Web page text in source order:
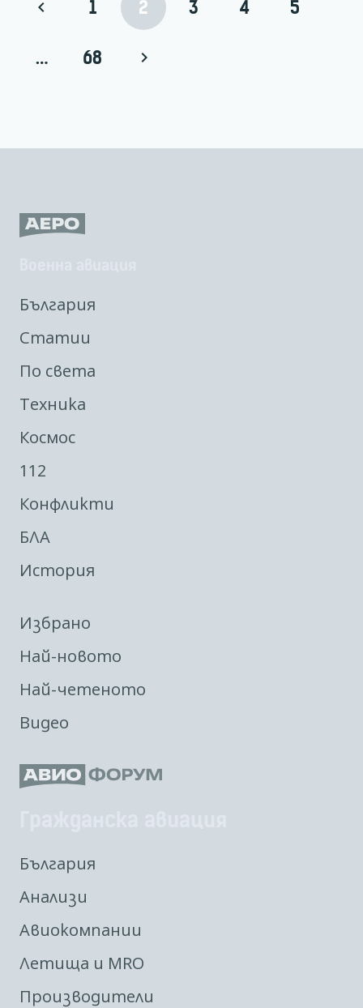
1 2 3 4 5
… 68
България
Статии
По света
Техника
Космос
112
Конфликти
БЛА
История
Избрано
Най-новото
Най-четеното
Видео
България
Анализи
Авиокомпании
Летища и MRO
Производители